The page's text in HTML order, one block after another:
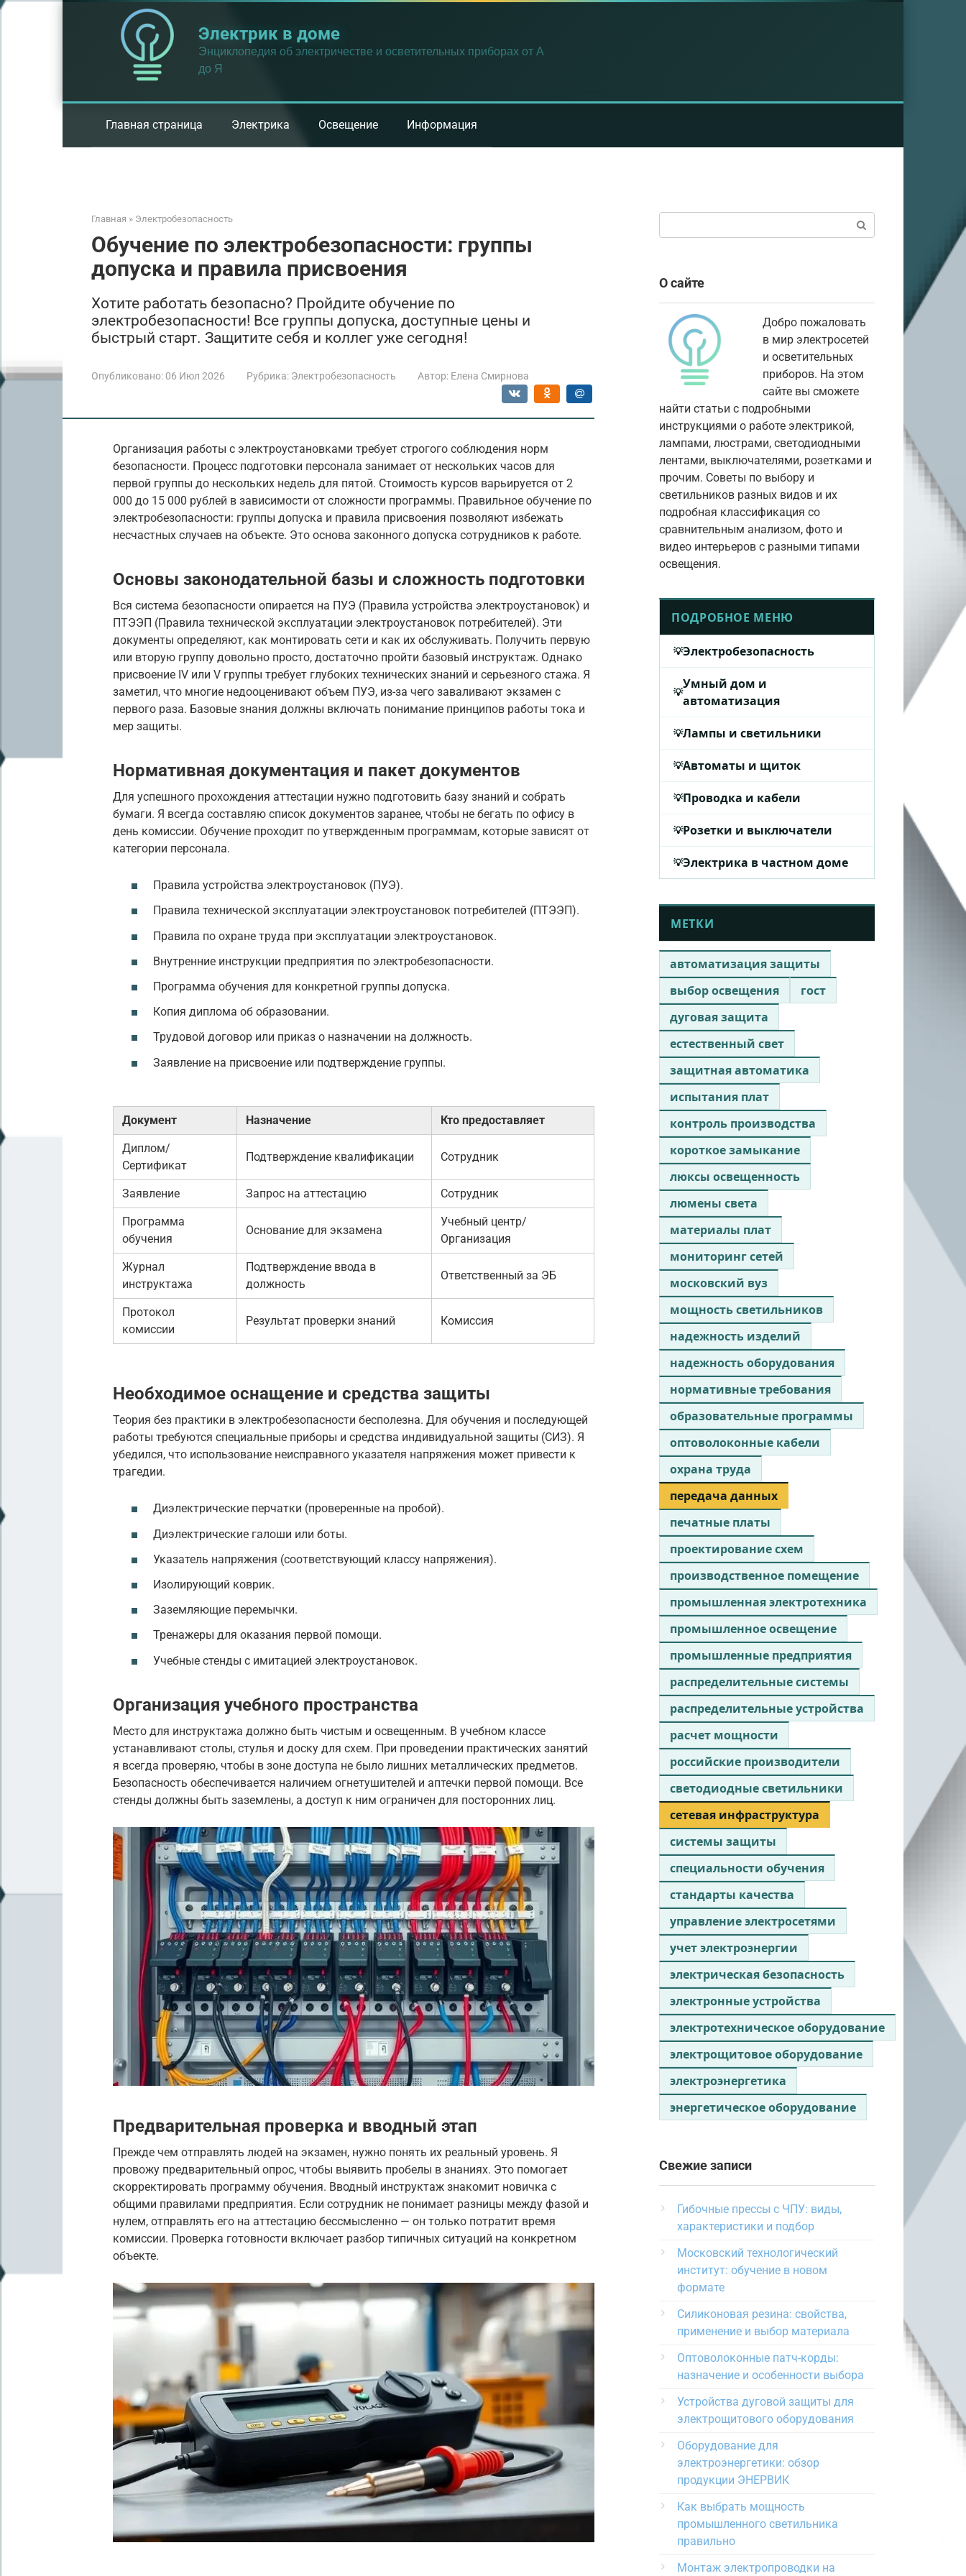
Перейти
Электрик в доме
Энциклопедия об электричестве и осветительных приборах от А
до Я
Главная страница Электрика Освещение Информация
Главная » Электробезопасность
Обучение по электробезопасности: группы
допуска и правила присвоения
Хотите работать безопасно? Пройдите обучение по
электробезопасности! Все группы допуска, доступные цены и
быстрый старт. Защитите себя и коллег уже сегодня!
Опубликовано: 06 Июл 2026 Рубрика: Электробезопасность Автор: Елена Смирнова
Организация работы с электроустановками требует строгого соблюдения норм
безопасности. Процесс подготовки персонала занимает от нескольких часов для
первой группы до нескольких недель для пятой. Стоимость курсов варьируется от 2
000 до 15 000 рублей в зависимости от сложности программы. Правильное обучение по
электробезопасности: группы допуска и правила присвоения позволяют избежать
несчастных случаев на объекте. Это основа законного допуска сотрудников к работе.
Основы законодательной базы и сложность подготовки
Вся система безопасности опирается на ПУЭ (Правила устройства электроустановок) и
ПТЭЭП (Правила технической эксплуатации электроустановок потребителей). Эти
документы определяют, как монтировать сети и как их обслуживать. Получить первую
или вторую группу довольно просто, достаточно пройти базовый инструктаж. Однако
присвоение IV или V группы требует глубоких технических знаний и серьезного стажа. Я
заметил, что многие недооценивают объем ПУЭ, из-за чего заваливают экзамен с
первого раза. Базовые знания должны включать понимание принципов работы тока и
мер защиты.
Нормативная документация и пакет документов
Для успешного прохождения аттестации нужно подготовить базу знаний и собрать
бумаги. Я всегда составляю список документов заранее, чтобы не бегать по офису в
день комиссии. Обучение проходит по утвержденным программам, которые зависят от
категории персонала.
Правила устройства электроустановок (ПУЭ).
Правила технической эксплуатации электроустановок потребителей (ПТЭЭП).
Правила по охране труда при эксплуатации электроустановок.
Внутренние инструкции предприятия по электробезопасности.
Программа обучения для конкретной группы допуска.
Копия диплома об образовании.
Трудовой договор или приказ о назначении на должность.
Заявление на присвоение или подтверждение группы.
Документ Назначение Кто предоставляет
Диплом/
Сертификат
Подтверждение квалификации Сотрудник
Заявление Запрос на аттестацию Сотрудник
Программа
обучения
Основание для экзамена
Учебный центр/
Организация
Журнал
инструктажа
Подтверждение ввода в
должность
Ответственный за ЭБ
Протокол
комиссии
Результат проверки знаний Комиссия
Необходимое оснащение и средства защиты
Теория без практики в электробезопасности бесполезна. Для обучения и последующей
работы требуются специальные приборы и средства индивидуальной защиты (СИЗ). Я
убедился, что использование неисправного указателя напряжения может привести к
трагедии.
Диэлектрические перчатки (проверенные на пробой).
Диэлектрические галоши или боты.
Указатель напряжения (соответствующий классу напряжения).
Изолирующий коврик.
Заземляющие перемычки.
Тренажеры для оказания первой помощи.
Учебные стенды с имитацией электроустановок.
Организация учебного пространства
Место для инструктажа должно быть чистым и освещенным. В учебном классе
устанавливают столы, стулья и доску для схем. При проведении практических занятий
я всегда проверяю, чтобы в зоне доступа не было лишних металлических предметов.
Безопасность обеспечивается наличием огнетушителей и аптечки первой помощи. Все
стенды должны быть заземлены, а доступ к ним ограничен для посторонних лиц.
Предварительная проверка и вводный этап
Прежде чем отправлять людей на экзамен, нужно понять их реальный уровень. Я
провожу предварительный опрос, чтобы выявить пробелы в знаниях. Это помогает
скорректировать программу обучения. Вводный инструктаж знакомит новичка с
общими правилами предприятия. Если сотрудник не понимает разницы между фазой и
нулем, отправлять его на аттестацию бессмысленно — он только потратит время
комиссии. Проверка готовности включает разбор типичных ситуаций на конкретном
объекте.
О сайте
Добро пожаловать
в мир электросетей
и осветительных
приборов. На этом
сайте вы сможете
найти статьи с подробными
инструкциями о работе электрикой,
лампами, люстрами, светодиодными
лентами, выключателями, розетками и
прочим. Советы по выбору и
светильников разных видов и их
подробная классификация со
сравнительным анализом, фото и
видео интерьеров с разными типами
освещения.
ПОДРОБНОЕ МЕНЮ
Электробезопасность
Умный дом и
автоматизация
Лампы и светильники
Автоматы и щиток
Проводка и кабели
Розетки и выключатели
Электрика в частном доме
МЕТКИ
автоматизация защиты
выбор освещения
гост
дуговая защита
естественный свет
защитная автоматика
испытания плат
контроль производства
короткое замыкание
люксы освещенность
люмены света
материалы плат
мониторинг сетей
московский вуз
мощность светильников
надежность изделий
надежность оборудования
нормативные требования
образовательные программы
оптоволоконные кабели
охрана труда
передача данных
печатные платы
проектирование схем
производственное помещение
промышленная электротехника
промышленное освещение
промышленные предприятия
распределительные системы
распределительные устройства
расчет мощности
российские производители
светодиодные светильники
сетевая инфраструктура
системы защиты
специальности обучения
стандарты качества
управление электросетями
учет электроэнергии
электрическая безопасность
электронные устройства
электротехническое оборудование
электрощитовое оборудование
электроэнергетика
энергетическое оборудование
Свежие записи
Гибочные прессы с ЧПУ: виды,
характеристики и подбор
Московский технологический
институт: обучение в новом
формате
Силиконовая резина: свойства,
применение и выбор материала
Оптоволоконные патч-корды:
назначение и особенности выбора
Устройства дуговой защиты для
электрощитового оборудования
Оборудование для
электроэнергетики: обзор
продукции ЭНЕРВИК
Как выбрать мощность
промышленного светильника
правильно
Монтаж электропроводки на